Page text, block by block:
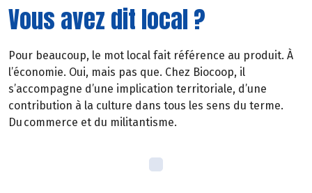
Vous avez dit local ?
Pour beaucoup, le mot local fait référence au produit. À
l’économie. Oui, mais pas que. Chez Biocoop, il
s’accompagne d’une implication territoriale, d’une
contribution à la culture dans tous les sens du terme.
Du commerce et du militantisme.